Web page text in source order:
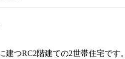
つRC2階建ての2世帯住宅です。